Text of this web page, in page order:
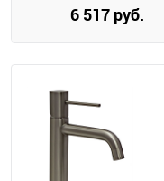
6 517 руб.